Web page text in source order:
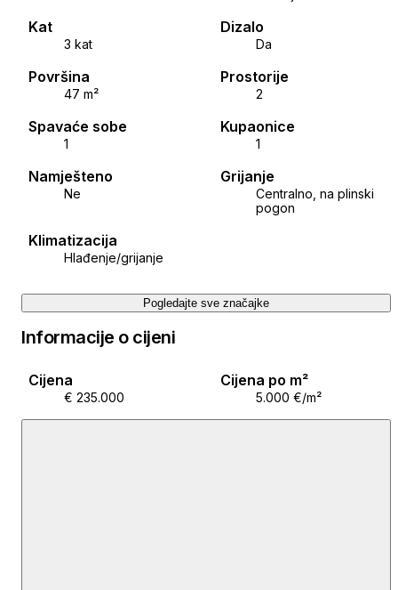
Kat
3 kat
Dizalo
Da
Površina
47 m²
Prostorije
2
Spavaće sobe
1
Kupaonice
1
Namješteno
Ne
Grijanje
Centralno, na plinski
pogon
Klimatizacija
Hlađenje/grijanje
Pogledajte sve značajke
Informacije o cijeni
Cijena
€ 235.000
Cijena po m²
5.000 €/m²